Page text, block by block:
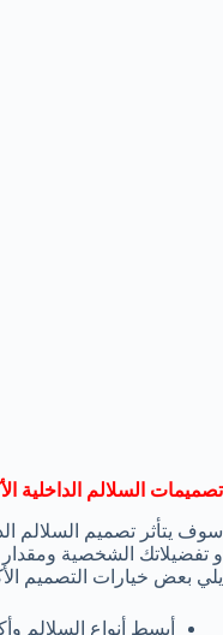
تصميمات السلالم الداخلية
سوف يتأثر تصميم السلالم
و تفضيلاتك الشخصية
يلي بعض خيارات التصميم
أبسط أنواع السلالم